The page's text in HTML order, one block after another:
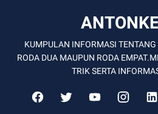
KUMPULAN INFORMASI
RODA DUA MAUPUN RODA
TRIK SERTA